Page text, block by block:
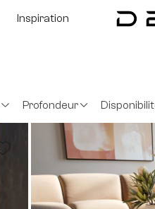
Inspiration
Profondeur